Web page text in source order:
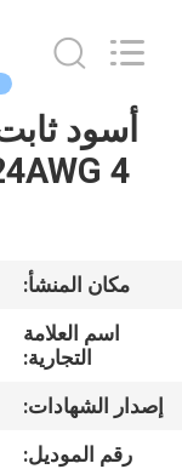
منزل،
بيت
أشرطة
معلومات
Industry
مكان المنشأ:
اسم العلامة
التجارية:
إصدار الشهادات:
رقم الموديل: